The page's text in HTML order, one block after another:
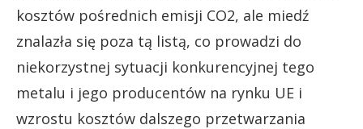
kosztów pośrednich emisji CO2, ale miedź
znalazła się poza tą listą, co prowadzi do
niekorzystnej sytuacji konkurencyjnej tego
metalu i jego producentów na rynku UE i
wzrostu kosztów dalszego przetwarzania